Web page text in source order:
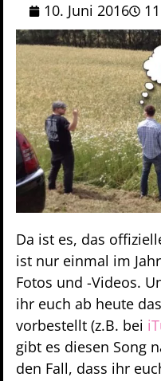
10. Juni 2016
Da ist es, das
ist nur einmal im
Fotos und -Videos.
ihr euch ab heute
vorbestellt (z.B. bei
gibt es diesen Song
den Fall, dass ihr